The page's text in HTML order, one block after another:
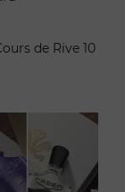
de Rive 10